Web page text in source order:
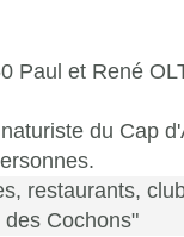
Paul et René
du Cap
restaurants,
des Cochons"